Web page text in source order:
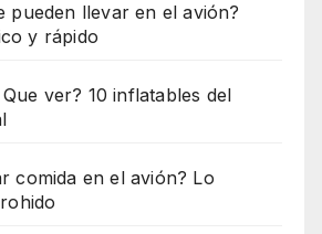
pueden llevar en el avión?
y rápido
ver? 10 inflatables del
comida en el avión? Lo